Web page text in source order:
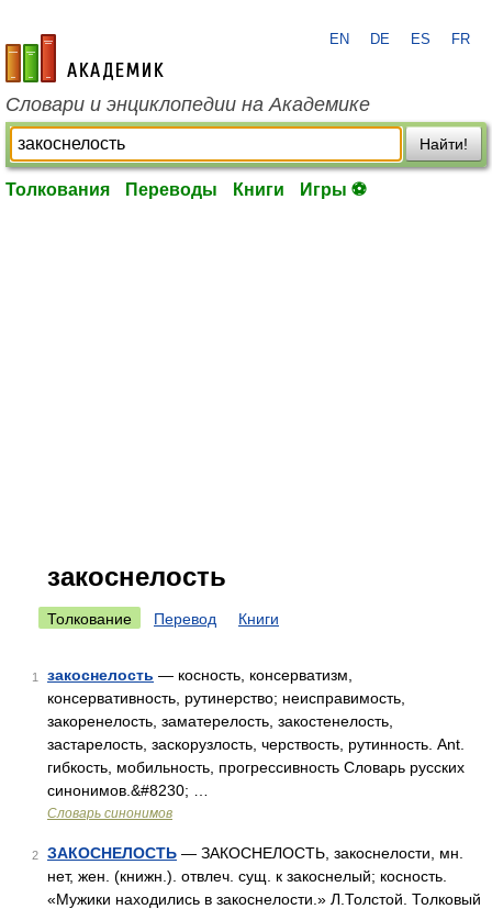
academic.ru
EN DE ES FR
Словари и энциклопедии на Академике
Найти!
Толкования Переводы Книги Игры ⚽
закоснелость
Толкование Перевод Книги
1 закоснелость — косность, консерватизм,
консервативность, рутинерство; неисправимость,
закоренелость, заматерелость, закостенелость,
застарелость, заскорузлость, черствость, рутинность. Ant.
гибкость, мобильность, прогрессивность Словарь русских
синонимов.&#8230; …
Словарь синонимов
2 ЗАКОСНЕЛОСТЬ — ЗАКОСНЕЛОСТЬ, закоснелости, мн.
нет, жен. (книжн.). отвлеч. сущ. к закоснелый; косность.
«Мужики находились в закоснелости.» Л.Толстой. Толковый